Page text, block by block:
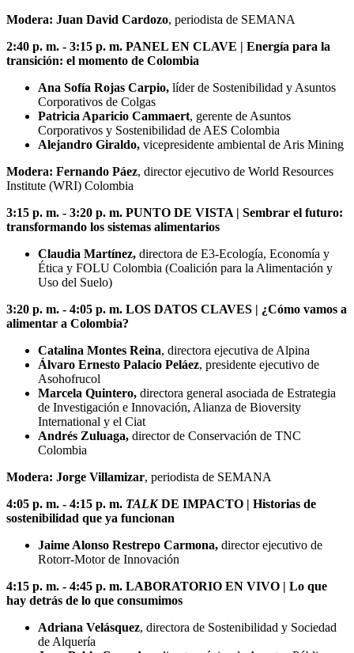
Modera: Juan David Cardozo, periodista de SEMANA
2:40 p. m. - 3:15 p. m. PANEL EN CLAVE | Energía para la
transición: el momento de Colombia
Ana Sofía Rojas Carpio, líder de Sostenibilidad y Asuntos
Corporativos de Colgas
Patricia Aparicio Cammaert, gerente de Asuntos
Corporativos y Sostenibilidad de AES Colombia
Alejandro Giraldo, vicepresidente ambiental de Aris Mining
Modera: Fernando Páez, director ejecutivo de World Resources
Institute (WRI) Colombia
3:15 p. m. - 3:20 p. m. PUNTO DE VISTA | Sembrar el futuro:
transformando los sistemas alimentarios
Claudia Martínez, directora de E3-Ecología, Economía y
Ética y FOLU Colombia (Coalición para la Alimentación y
Uso del Suelo)
3:20 p. m. - 4:05 p. m. LOS DATOS CLAVES | ¿Cómo vamos a
alimentar a Colombia?
Catalina Montes Reina, directora ejecutiva de Alpina
Álvaro Ernesto Palacio Peláez, presidente ejecutivo de
Asohofrucol
Marcela Quintero, directora general asociada de Estrategia
de Investigación e Innovación, Alianza de Bioversity
International y el Ciat
Andrés Zuluaga, director de Conservación de TNC
Colombia
Modera: Jorge Villamizar, periodista de SEMANA
4:05 p. m. - 4:15 p. m. TALKDE IMPACTO | Historias de
sostenibilidad que ya funcionan
Jaime Alonso Restrepo Carmona, director ejecutivo de
Rotorr-Motor de Innovación
4:15 p. m. - 4:45 p. m. LABORATORIO EN VIVO | Lo que
hay detrás de lo que consumimos
Adriana Velásquez, directora de Sostenibilidad y Sociedad
de Alquería